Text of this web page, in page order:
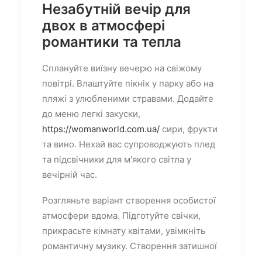
Незабутній вечір для
двох в атмосфері
романтики та тепла
Сплануйте виїзну вечерю на свіжому
повітрі. Влаштуйте пікнік у парку або на
пляжі з улюбленими стравами. Додайте
до меню легкі закуски,
https://womanworld.com.ua/ сири, фрукти
та вино. Нехай вас супроводжують плед
та підсвічники для м'якого світла у
вечірній час.
Розгляньте варіант створення особистої
атмосфери вдома. Підготуйте свічки,
прикрасьте кімнату квітами, увімкніть
романтичну музику. Створення затишної